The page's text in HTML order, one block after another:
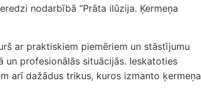
nodarbībā “Prāta ilūzija. Ķermeņa
ar praktiskiem piemēriem un stāstījumu
un profesionālās situācijās. Ieskatoties
arī dažādus trikus, kuros izmanto ķermeņa